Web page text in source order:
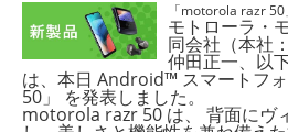
「motorola razr
モトローラ・
同会社（本社
仲田正一、以
は、本日 Android™ スマートフ
50」 を発表しました。
motorola razr 50 は、 背面にヴ